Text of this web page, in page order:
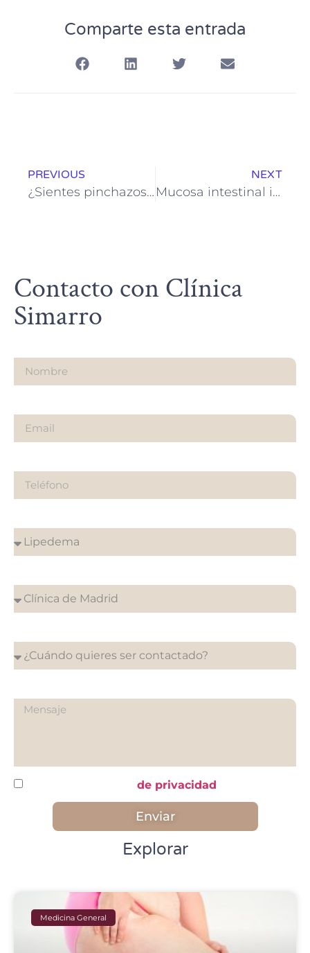
Comparte esta entrada
PREVIOUS
¿Sientes pinchazos en el tobillo en reposo?
NEXT
Mucosa intestinal inflamada: síntomas, causas y tratamiento
Contacto con Clínica
Simarro
de privacidad
Enviar
Explorar
Medicina General